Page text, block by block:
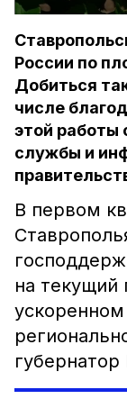
России по
Добиться
числе
этой работы
службы и
В первом
на текущий